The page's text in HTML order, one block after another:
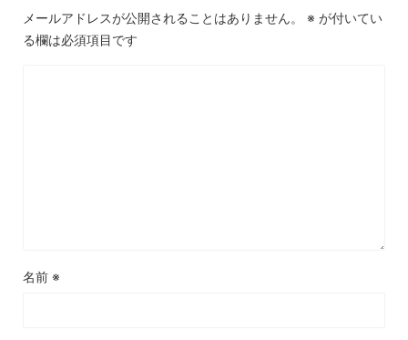
メールアドレスが公開されることはありません。 ※ が付いてい
る欄は必須項目です
名前 ※